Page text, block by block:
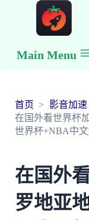
Main Menu
首页
影音加速
在国外看世界杯
世界杯+NBA中
在国外
罗地亚